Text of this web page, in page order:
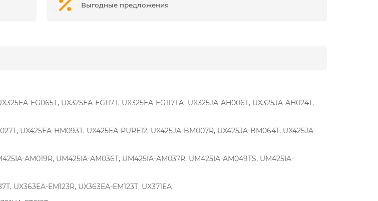
Выгодные предложения
EG065T, UX325EA-EG117T, UX325EA-EG117TA UX325JA-AH006T, UX325JA-AH024T,
UX425EA-HM093T, UX425EA-PURE12, UX425JA-BM007R, UX425JA-BM064T, UX425JA-
AM019R, UM425IA-AM036T, UM425IA-AM037R, UM425IA-AM049TS, UM425IA-
UX363EA-EM123R, UX363EA-EM123T, UX371EA